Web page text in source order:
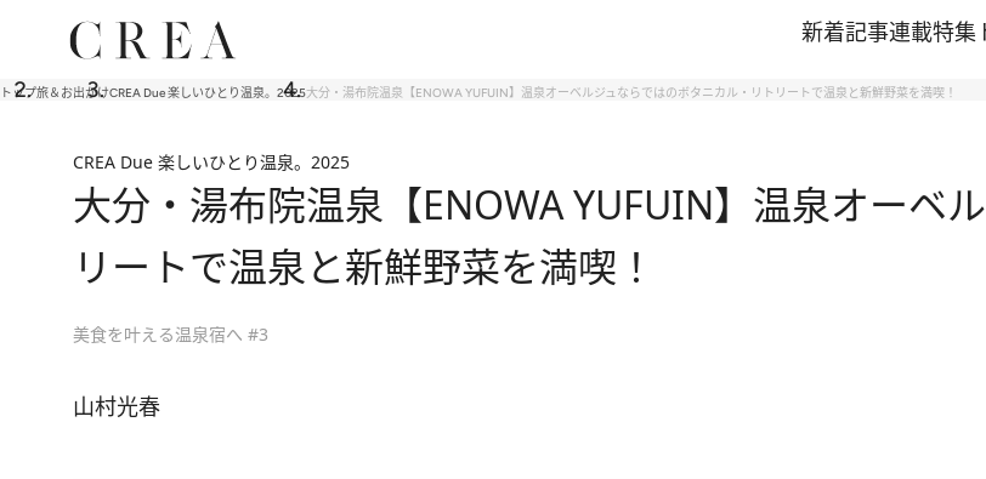
新着記事連載特集
トップ旅＆お出かけCREA Due 楽しいひとり温泉。2025大分・湯布院温泉【ENOWA YUFUIN】温泉オーベルジュならではのボタニカル・リトリートで温泉と新鮮野菜を満喫！
CREA Due 楽しいひとり温泉。2025
大分・湯布院温泉【ENOWA YUFUIN】温泉オーベ
リートで温泉と新鮮野菜を満喫！
美食を叶える温泉宿へ #3
山村光春